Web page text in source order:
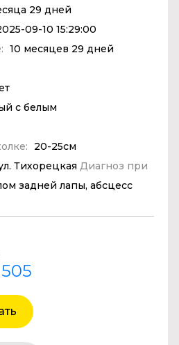
29 дней
09-10 15:29:00
10 месяцев 29 дней
с белым
20-25см
Тихорецкая Диагноз при
задней лапы, абсцесс